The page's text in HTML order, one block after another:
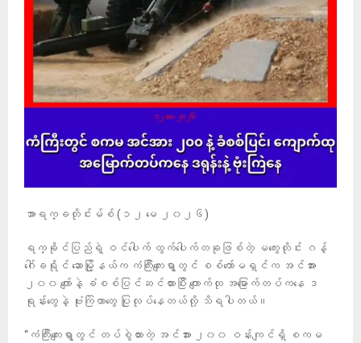
အာရက္ခတိုင်းမ်စ် (၁၂ မေ ၂၀၂၆)
ရက္ခိုင်ပြည်ရဲ့ ဝင်ပေါက် ထွက်ပေါက်တခုဖြစ်တဲ့ မကွေးတိုင်း ဂန့်
ဂေါ်ခရိုင် ဆောမြို့နယ်က ကံကြီးကျေးရွာတွင် စစ်ကော်မရှင်က အင်အား
၂၀၀ ကျော်နဲ့ ခံစစ်ပြင်ဆင်ထားပြီး ကျောက်ထု အမြောက်တပ်ကနေ ဒ
ရုန်းတွေနဲ့ ဗုံးကြဲတာတွေ ပြုလုပ်နေတယ်လို့ သိရပါတယ်။
“ကံကြီးကျေးရွာတွင် တပ်စွဲထားတဲ့ အင်အား ၂၀၀ ဝန်းကျင်ရှိ စကမ